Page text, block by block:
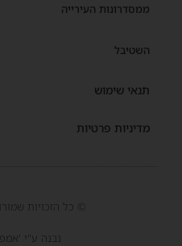
ממסדרונות העירייה
השטיבל
תנאי שימוש
מדיניות פרטיות
© כל הזכויות
נבנה ע"י